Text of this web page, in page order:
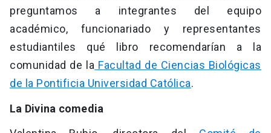
preguntamos a integrantes del equipo
académico, funcionariado y representantes
estudiantiles qué libro recomendarían a la
comunidad de la Facultad de Ciencias Biológicas
de la Pontificia Universidad Católica.
La Divina comedia